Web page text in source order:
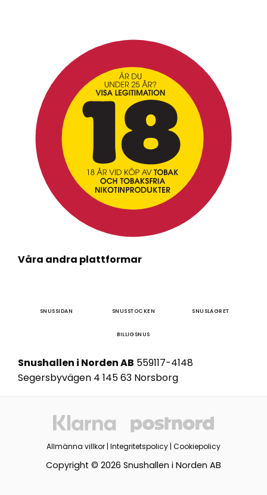
Våra andra plattformar
SNUSSIDAN SNUSSTOCKEN SNUSLAGRET
BILLIGSNUS
Snushallen i Norden AB 559117-4148
Segersbyvägen 4 145 63 Norsborg
Allmänna villkor Integritetspolicy Cookiepolicy
Copyright © 2026 Snushallen i Norden AB